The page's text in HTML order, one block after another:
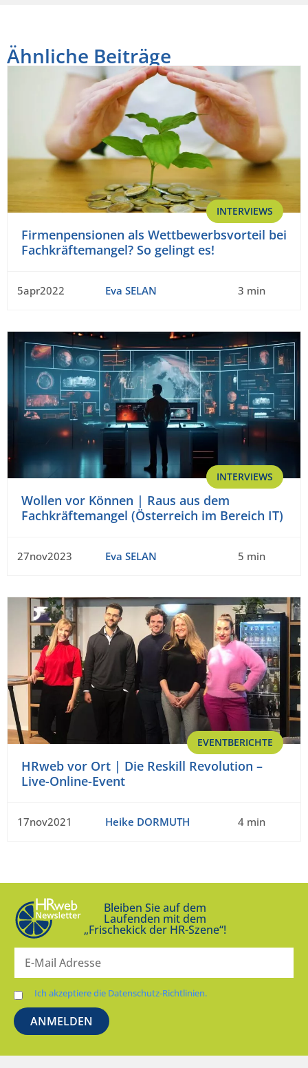
Ähnliche Beiträge
INTERVIEWS
Firmenpensionen als Wettbewerbsvorteil bei
Fachkräftemangel? So gelingt es!
5apr2022 Eva SELAN 3 min
INTERVIEWS
Wollen vor Können | Raus aus dem
Fachkräftemangel (Österreich im Bereich IT)
27nov2023 Eva SELAN 5 min
EVENTBERICHTE
HRweb vor Ort | Die Reskill Revolution –
Live-Online-Event
17nov2021 Heike DORMUTH 4 min
Bleiben Sie auf dem
Laufenden mit dem
„Frischekick der HR-Szene“!
Ich akzeptiere die Datenschutz-Richtlinien.